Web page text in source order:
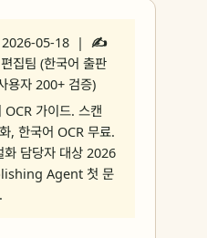
2026-05-18 | ✍️
집팀 (한국어 출판
용자 200+ 검증)
OCR 가이드. 스캔
, 한국어 OCR 무료.
화 담당자 대상 2026
Agent 첫 문